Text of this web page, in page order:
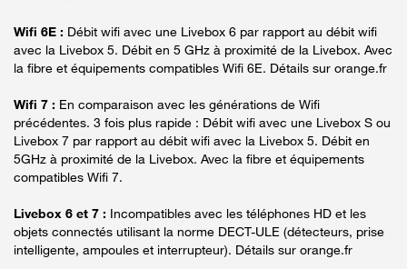
Wifi 6E : Débit wifi avec une Livebox 6 par rapport au débit wifi
avec la Livebox 5. Débit en 5 GHz à proximité de la Livebox. Avec
la fibre et équipements compatibles Wifi 6E. Détails sur orange.fr
Wifi 7 : En comparaison avec les générations de Wifi
précédentes. 3 fois plus rapide : Débit wifi avec une Livebox S ou
Livebox 7 par rapport au débit wifi avec la Livebox 5. Débit en
5GHz à proximité de la Livebox. Avec la fibre et équipements
compatibles Wifi 7.
Livebox 6 et 7 : Incompatibles avec les téléphones HD et les
objets connectés utilisant la norme DECT-ULE (détecteurs, prise
intelligente, ampoules et interrupteur). Détails sur orange.fr